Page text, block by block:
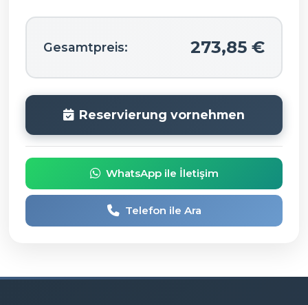
Gesamtpreis: 273,85 €
Reservierung vornehmen
WhatsApp ile İletişim
Telefon ile Ara